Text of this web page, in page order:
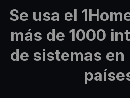
Se usa el
más de 1000
de sistemas en